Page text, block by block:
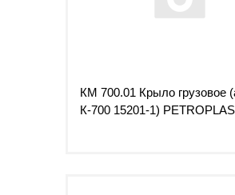
КМ 700.01 Крыло грузовое
К-700 15201-1)